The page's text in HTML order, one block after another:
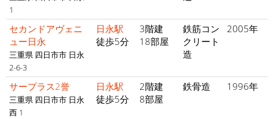
1
セカンドアヴェニ
ュー日永
三重県 四日市市 日永
2-6-3
日永駅
徒歩5分
3階建
18部屋
鉄筋コン
クリート
造
2005年
サープラス2誉
三重県 四日市市 日永
西 1
日永駅
徒歩5分
2階建
8部屋
鉄骨造 1996年